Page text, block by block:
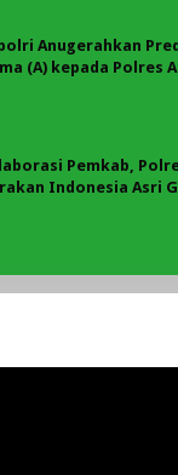
Anugerahkan
(A) kepada Polres
Pemkab,
Indonesia Asri